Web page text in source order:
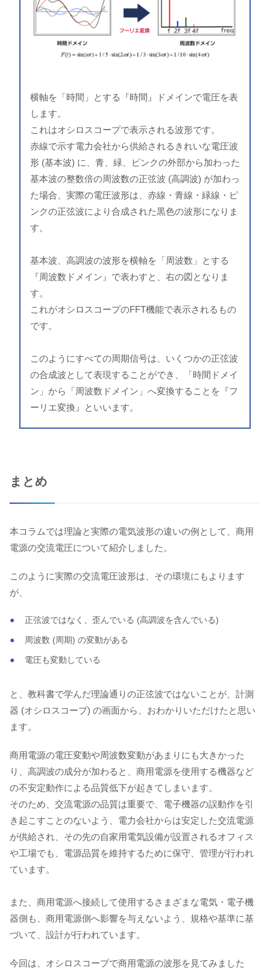
横軸を「時間」とする『時間』ドメインで電圧を表
します。
これはオシロスコープで表示される波形です。
赤線で示す電力会社から供給されるきれいな電圧波
形 (基本波) に、青、緑、ピンクの外部から加わった
基本波の整数倍の周波数の正弦波 (高調波) が加わっ
た場合、実際の電圧波形は、赤線・青線・緑線・ピ
ンクの正弦波により合成された黒色の波形になりま
す。
基本波、高調波の波形を横軸を「周波数」とする
『周波数ドメイン』で表わすと、右の図となりま
す。
これがオシロスコープのFFT機能で表示されるもの
です。
このようにすべての周期信号は、いくつかの正弦波
の合成波として表現することができ、「時間ドメイ
ン」から「周波数ドメイン」へ変換することを『フ
ーリエ変換』といいます。
まとめ
本コラムでは理論と実際の電気波形の違いの例として、商用
電源の交流電圧について紹介しました。
このように実際の交流電圧波形は、その環境にもよります
が、
正弦波ではなく、歪んでいる (高調波を含んでいる)
周波数 (周期) の変動がある
電圧も変動している
と、教科書で学んだ理論通りの正弦波ではないことが、計測
器 (オシロスコープ) の画面から、おわかりいただけたと思い
ます。
商用電源の電圧変動や周波数変動があまりにも大きかった
り、高調波の成分が加わると、商用電源を使用する機器など
の不安定動作による品質低下が起きてしまいます。
そのため、交流電源の品質は重要で、電子機器の誤動作を引
き起こすことのないよう、電力会社からは安定した交流電源
が供給され、その先の自家用電気設備が設置されるオフィス
や工場でも、電源品質を維持するために保守、管理が行われ
ています。
また、商用電源へ接続して使用するさまざまな電気・電子機
器側も、商用電源側へ影響を与えないよう、規格や基準に基
づいて、設計が行われています。
今回は、オシロスコープで商用電源の波形を見てみました